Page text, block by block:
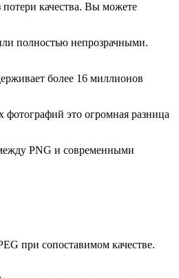
качества. Вы можете
полностью непрозрачными.
более 16 миллионов
это огромная разница
PNG и современными
при сопоставимом качестве.